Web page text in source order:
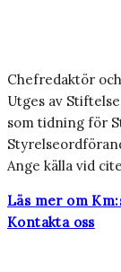
Chefredaktör
Utges av
som tidning för
Ange källa vid
Läs mer om
Kontakta oss